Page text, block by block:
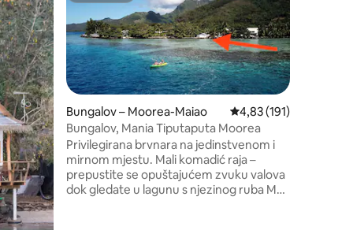
Bungalov – Moorea-Maiao Prosječna ocjena:
4,83 (191)
Bungalov, Mania Tiputaputa Moorea
Privilegirana brvnara na jedinstvenom i
mirnom mjestu. Mali komadić raja –
prepustite se opuštajućem zvuku valova
dok gledate u lagunu s njezinog ruba Mali